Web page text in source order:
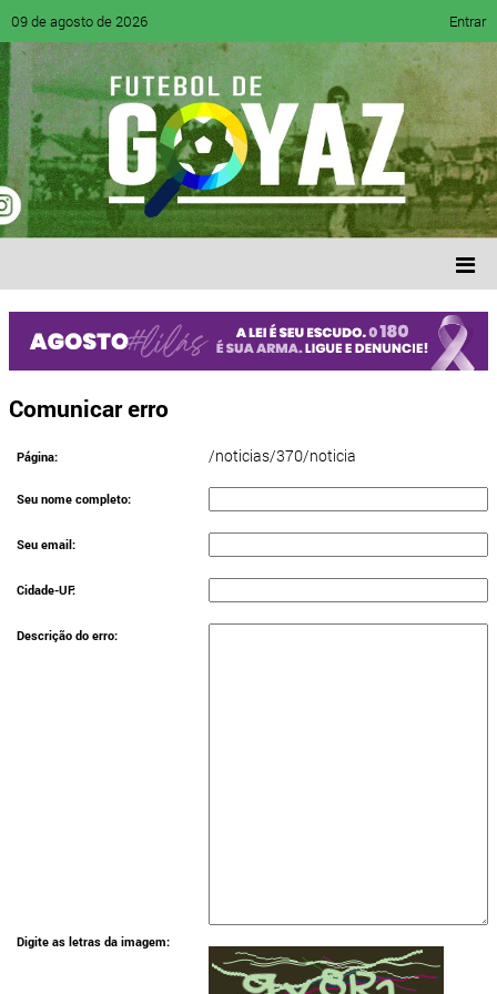
09 de agosto de 2026 Entrar
Comunicar erro
Página: /noticias/370/noticia
Seu nome completo:
Seu email:
Cidade-UF:
Descrição do erro:
Digite as letras da imagem: